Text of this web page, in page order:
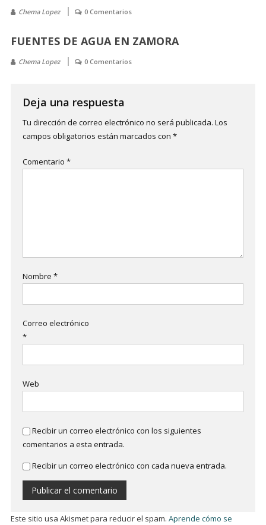
Chema Lopez 0 Comentarios
FUENTES DE AGUA EN ZAMORA
Chema Lopez 0 Comentarios
Deja una respuesta
Tu dirección de correo electrónico no será publicada. Los
campos obligatorios están marcados con *
Comentario *
Nombre *
Correo electrónico
*
Web
Recibir un correo electrónico con los siguientes
comentarios a esta entrada.
Recibir un correo electrónico con cada nueva entrada.
Este sitio usa Akismet para reducir el spam. Aprende cómo se